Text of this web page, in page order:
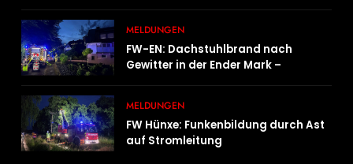
MELDUNGEN
FW-EN: Dachstuhlbrand nach
Gewitter in der Ender Mark –
MELDUNGEN
FW Hünxe: Funkenbildung durch Ast
auf Stromleitung